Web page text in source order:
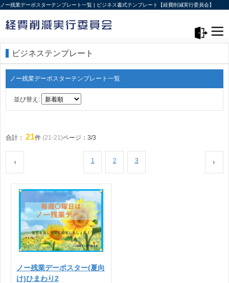
ノー残業デーポスターテンプレート一覧 | ビジネス書式テンプレート【経費削減実行委員会】
ビジネステンプレート
ノー残業デーポスターテンプレート一覧
並び替え:
合計： 21件 (21-21)ページ：3/3
1 2 3
ノー残業デーポスター(夏向
け)ひまわり2